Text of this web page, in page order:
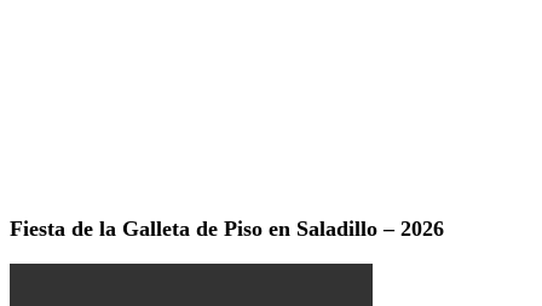
Fiesta de la Galleta de Piso en Saladillo – 2026